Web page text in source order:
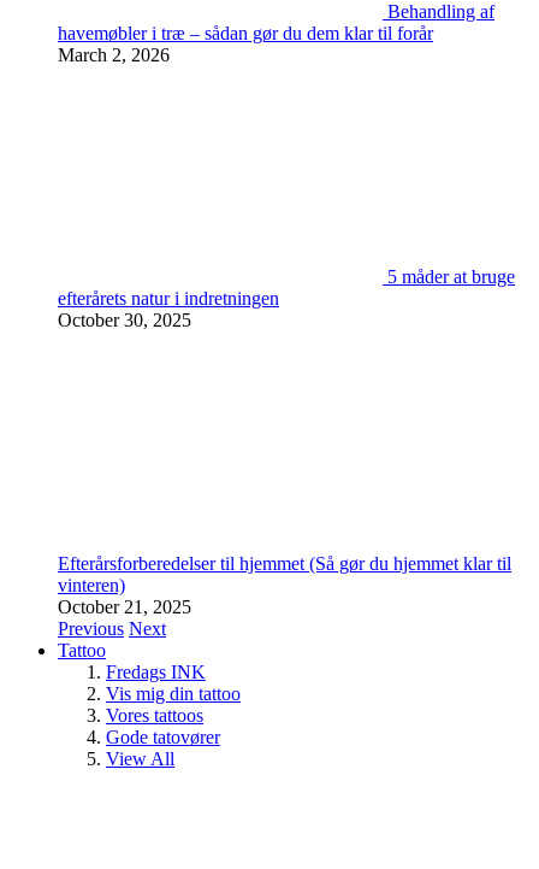
Behandling af
havemøbler i træ – sådan gør du dem klar til forår
March 2, 2026
5 måder at bruge
efterårets natur i indretningen
October 30, 2025
Efterårsforberedelser til hjemmet (Så gør du hjemmet klar til
vinteren)
October 21, 2025
Previous Next
Tattoo
Fredags INK
Vis mig din tattoo
Vores tattoos
Gode tatovører
View All